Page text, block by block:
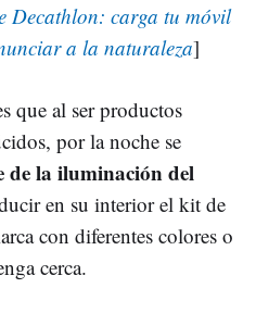
Decathlon: carga tu móvil
a la naturaleza]
que al ser productos
por la noche se
de la iluminación del
en su interior el kit de
con diferentes colores o
cerca.